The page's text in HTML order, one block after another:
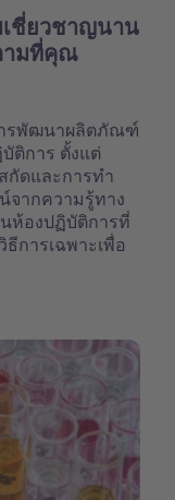
เชี่ยวชาญนาน
ามที่คุณ
ารพัฒนาผลิตภัณฑ์
ติการ ตั้งแต่
กัดและการทำ
จากความรู้ทาง
ห้องปฏิบัติการที่
การเฉพาะเพื่อ